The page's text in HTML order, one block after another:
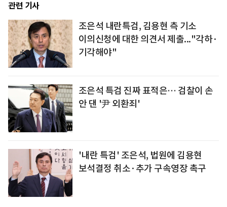
관련 기사
조은석 내란특검, 김용현 측 기소
이의신청에 대한 의견서 제출..."각하·
기각해야"
조은석 특검 진짜 표적은… 검찰이 손
안 댄 '尹 외환죄'
'내란 특검' 조은석, 법원에 김용현
보석결정 취소·추가 구속영장 촉구